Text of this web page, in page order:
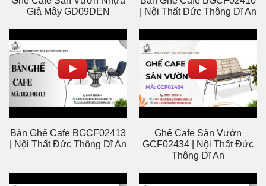
Giả Mây GD09DEN
| Nội Thất Đức Thông Dĩ An
Bàn Ghế Cafe BGCF02413
| Nội Thất Đức Thông Dĩ An
Ghế Cafe Sân Vườn
GCF02434 | Nội Thất Đức
Thông Dĩ An